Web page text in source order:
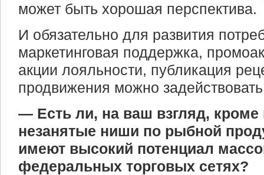
может быть хорошая перспектива.
И обязательно для развития
маркетинговая поддержка,
акции лояльности, публикация
продвижения можно
— Есть ли, на ваш взгляд, кроме
незанятые ниши по рыбной
имеют высокий потенциал
федеральных торговых сетях?